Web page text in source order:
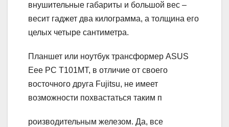
внушительные габариты и большой вес –
весит гаджет два килограмма, а толщина его
целых четыре сантиметра.
Планшет или ноутбук трансформер ASUS
Eee PC T101MT, в отличие от своего
восточного друга Fujitsu, не имеет
возможности похвастаться таким п
роизводительным железом. Да, все